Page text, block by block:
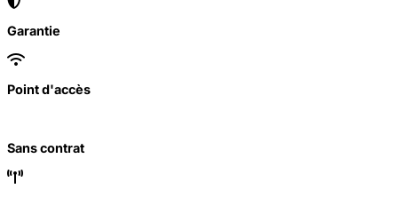
Garantie
Point d'accès
Sans contrat